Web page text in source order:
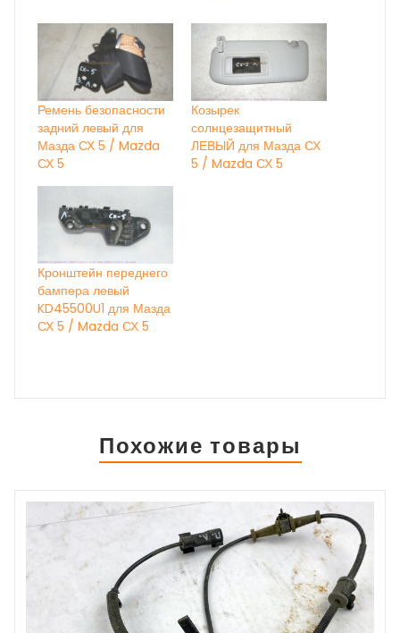
Ремень безопасности
задний левый для
Мазда СХ 5 / Mazda
СХ 5
Козырек
солнцезащитный
ЛЕВЫЙ для Мазда СХ
5 / Mazda СХ 5
Кронштейн переднего
бампера левый
KD45500U1 для Мазда
СХ 5 / Mazda СХ 5
Похожие товары